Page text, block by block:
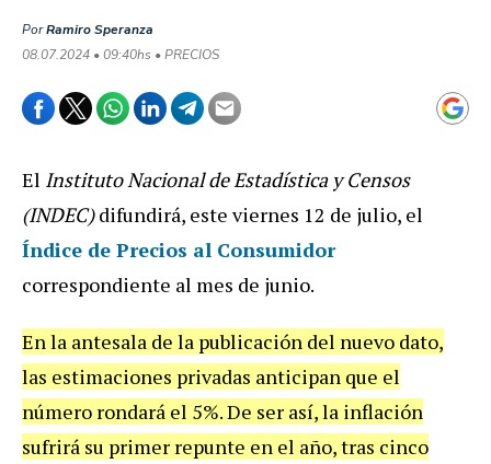
PorRamiro Speranza
08.07.2024 • 09:40hs • PRECIOS
El Instituto Nacional de Estadística y Censos
(INDEC)difundirá, este viernes 12 de julio, el
Índice de Precios al Consumidor
correspondiente al mes de junio.
En la antesala de la publicación del nuevo dato,
las estimaciones privadas anticipan que el
número rondará el 5%. De ser así, la inflación
sufrirá su primer repunte en el año, tras cinco